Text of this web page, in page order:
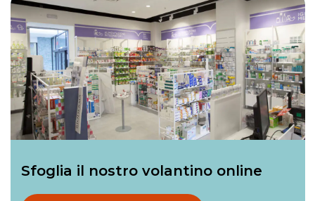
Sfoglia il nostro volantino online